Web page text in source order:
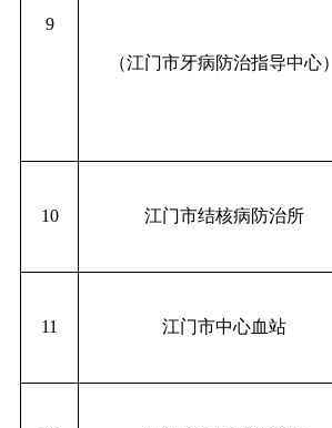
9
（江门市牙病防治指导中心）
10 江门市结核病防治所
11 江门市中心血站